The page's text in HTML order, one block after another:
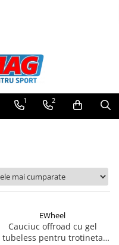
1 2
EWheel
Cauciuc offroad cu gel
tubeless pentru trotineta